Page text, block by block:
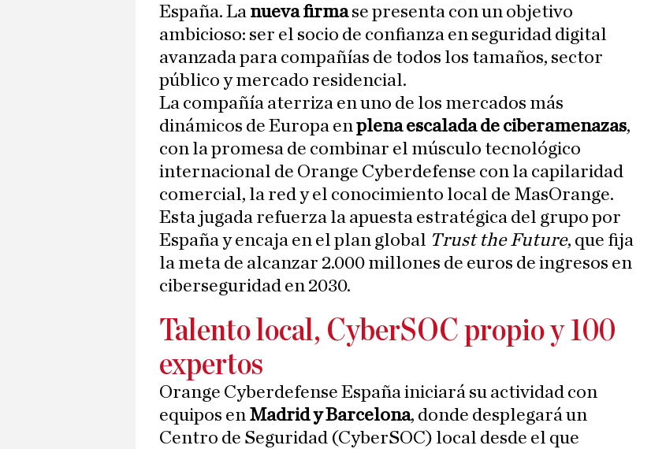
España. La nueva firmase presenta con un objetivo
ambicioso: ser el socio de confianza en seguridad digital
avanzada para compañías de todos los tamaños, sector
público y mercado residencial.
La compañía aterriza en uno de los mercados más
dinámicos de Europa enplena escalada de ciberamenazas,
con la promesa de combinar el músculo tecnológico
internacional de Orange Cyberdefense con la capilaridad
comercial, la red y el conocimiento local de MasOrange.
Esta jugada refuerza la apuesta estratégica del grupo por
España y encaja en el plan global Trust the Future, que fija
la meta de alcanzar 2.000 millones de euros de ingresos en
ciberseguridad en 2030.
Talento local, CyberSOC propio y 100
expertos
Orange Cyberdefense España iniciará su actividad con
equipos en Madrid y Barcelona, donde desplegará un
Centro de Seguridad (CyberSOC) local desde el que